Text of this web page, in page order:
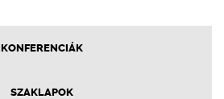
KONFERENCIÁK
SZAKLAPOK